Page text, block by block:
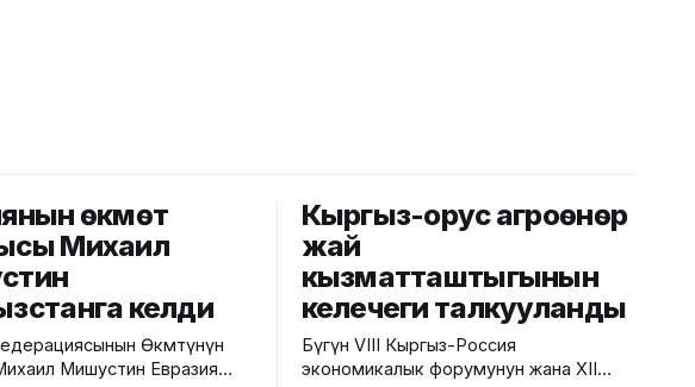
өкмөт
Михаил
келди
Өкмөтүнүн
Мишустин Евразия
Кыргыз-орус агроөнөр
жай
кызматташтыгынын
келечеги талкууланды
Бүгүн VIII Кыргыз-Россия
экономикалык форумунун жана XII